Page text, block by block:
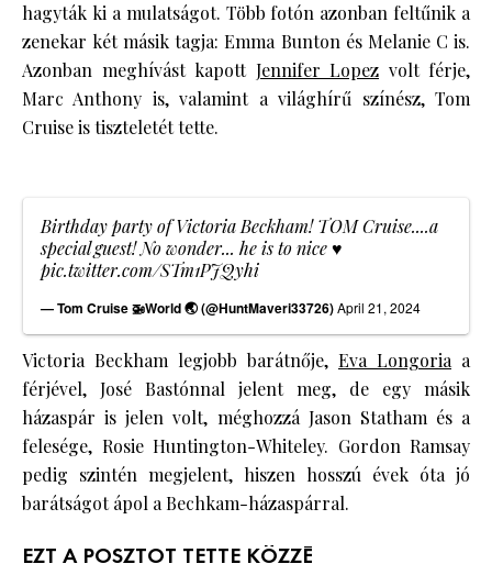
hagyták ki a mulatságot. Több fotón azonban feltűnik a
zenekar két másik tagja: Emma Bunton és Melanie C is.
Azonban meghívást kapott Jennifer Lopez volt férje,
Marc Anthony is, valamint a világhírű színész, Tom
Cruise is tiszteletét tette.
Birthday party of Victoria Beckham! TOM Cruise....a
special guest! No wonder... he is to nice ♥️
pic.twitter.com/STm1PJQyhi
— Tom Cruise 🚁World 🌏 (@HuntMaveri33726)April 21, 2024
Victoria Beckham legjobb barátnője, Eva Longoriaa
férjével, José Bastónnal jelent meg, de egy másik
házaspár is jelen volt, méghozzá Jason Statham és a
felesége, Rosie Huntington-Whiteley. Gordon Ramsay
pedig szintén megjelent, hiszen hosszú évek óta jó
barátságot ápol a Bechkam-házaspárral.
EZT A POSZTOT TETTE KÖZZÉ